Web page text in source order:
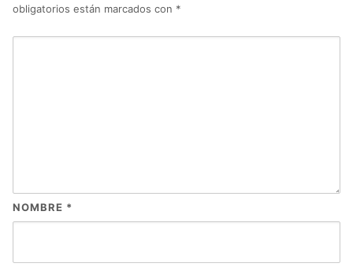
obligatorios están marcados con *
NOMBRE *